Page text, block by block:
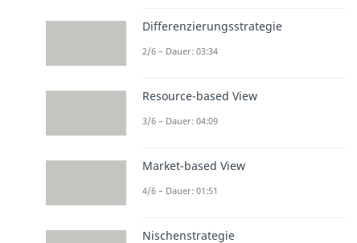
Differenzierungsstrategie
2/6 – Dauer: 03:34
Resource-based View
3/6 – Dauer: 04:09
Market-based View
4/6 – Dauer: 01:51
Nischenstrategie